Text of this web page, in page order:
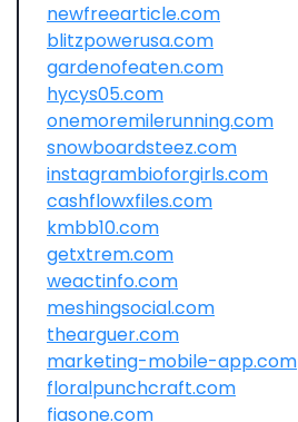
newfreearticle.com
blitzpowerusa.com
gardenofeaten.com
hycys05.com
onemoremilerunning.com
snowboardsteez.com
instagrambioforgirls.com
cashflowxfiles.com
kmbb10.com
getxtrem.com
weactinfo.com
meshingsocial.com
thearguer.com
marketing-mobile-app.com
floralpunchcraft.com
fiasone.com